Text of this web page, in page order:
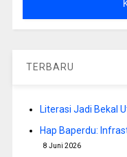
TERBARU
Literasi Jadi Bekal
Hap Baperdu:
8 Juni 2026